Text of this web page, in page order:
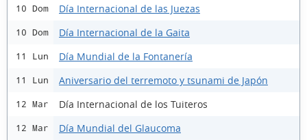
10 Dom Día Internacional de las Juezas
10 Dom Día Internacional de la Gaita
11 Lun Día Mundial de la Fontanería
11 Lun Aniversario del terremoto y tsunami de Japón
12 Mar Día Internacional de los Tuiteros
12 Mar Día Mundial del Glaucoma